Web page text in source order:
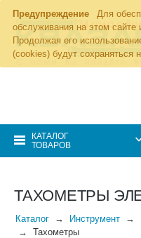
Предупреждение
Для
обслуживания на этом сайте
Продолжая его
(cookies) будут сохраняться
КАТАЛОГ
ТОВАРОВ
ТАХОМЕТРЫ
Каталог Инструмент
Тахометры